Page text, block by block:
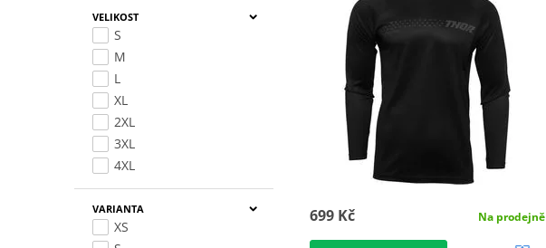
VELIKOST
S
M
L
XL
2XL
3XL
4XL
VARIANTA
XS
699 Kč Na prodejně